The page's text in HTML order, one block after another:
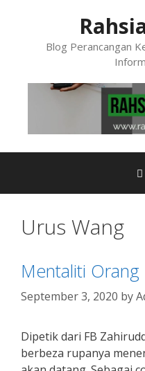
Blog Perancangan
Urus Wang
Mentaliti Orang
September 3, 2020 by
Dipetik dari FB
berbeza rupanya